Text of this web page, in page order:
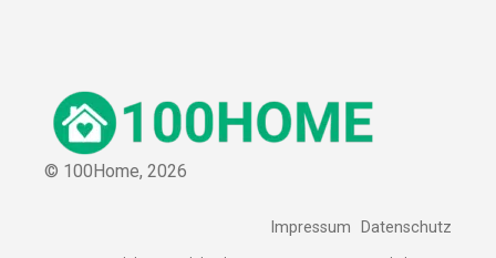
© 100Home, 2026
Impressum Datenschutz